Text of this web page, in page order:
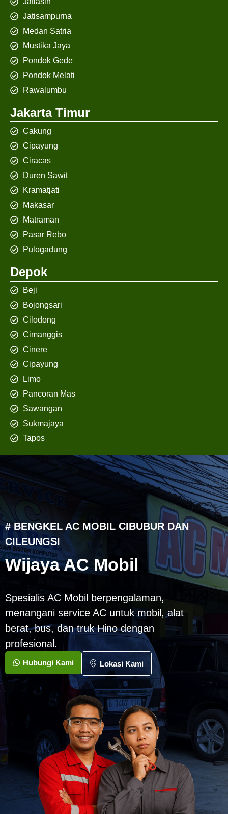
Jatisampurna
Medan Satria
Mustika Jaya
Pondok Gede
Pondok Melati
Rawalumbu
Jakarta Timur
Cakung
Cipayung
Ciracas
Duren Sawit
Kramatjati
Makasar
Matraman
Pasar Rebo
Pulogadung
Depok
Beji
Bojongsari
Cilodong
Cimanggis
Cinere
Cipayung
Limo
Pancoran Mas
Sawangan
Sukmajaya
Tapos
# BENGKEL AC MOBIL CIBUBUR DAN
CILEUNGSI
Wijaya AC Mobil
Spesialis AC Mobil berpengalaman,
menangani service AC untuk mobil, alat
berat, bus, dan truk Hino dengan
profesional.
Hubungi Kami Lokasi Kami